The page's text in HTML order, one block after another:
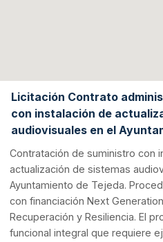
Licitación Contrato
con instalación de
audiovisuales en el
Contratación de suministro con
actualización de sistemas
Ayuntamiento de Tejeda.
con financiación Next
Recuperación y Resiliencia. El
funcional integral que requiere